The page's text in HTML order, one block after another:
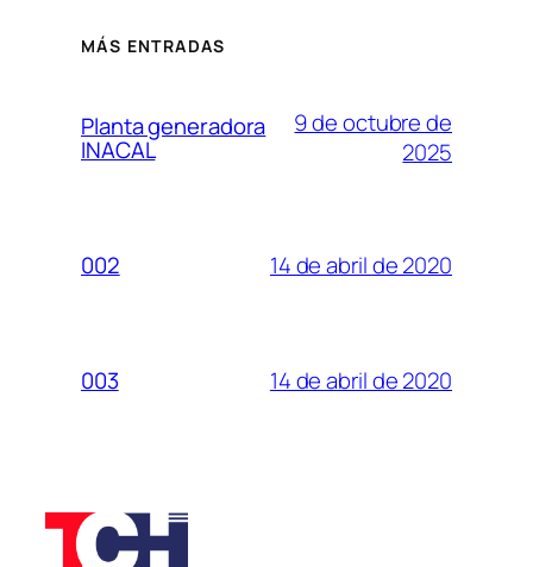
MÁS ENTRADAS
Planta generadora
INACAL
9 de octubre de
2025
002 14 de abril de 2020
003 14 de abril de 2020